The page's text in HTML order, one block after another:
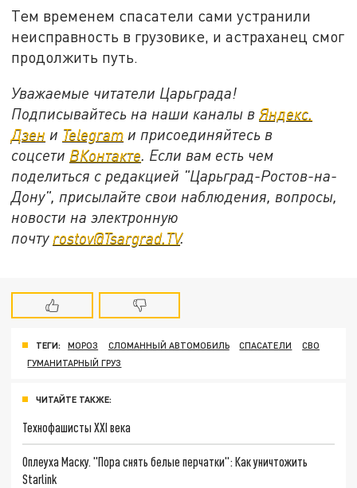
Тем временем спасатели сами устранили
неисправность в грузовике, и астраханец смог
продолжить путь.
Уважаемые читатели Царьграда!
Подписывайтесь на наши каналы вЯндекс.
Дзен и Telegram и присоединяйтесь в
соцсети ВКонтакте. Если вам есть чем
поделиться с редакцией "Царьград-Ростов-на-
Дону", присылайте свои наблюдения, вопросы,
новости на электронную
почту rostov@Tsargrad.ТV.
ТЕГИ: МОРОЗ СЛОМАННЫЙ АВТОМОБИЛЬ СПАСАТЕЛИ
СВО
ГУМАНИТАРНЫЙ ГРУЗ
ЧИТАЙТЕ ТАКЖЕ:
Технофашисты XXI века
Оплеуха Маску. "Пора снять белые перчатки": Как уничтожить
Starlink